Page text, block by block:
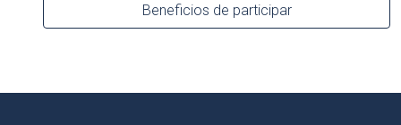
Beneficios de participar